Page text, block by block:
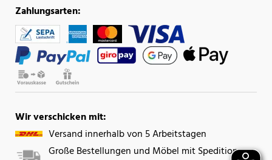
Zahlungsarten:
Wir verschicken mit:
Versand innerhalb von 5 Arbeitstagen
Große Bestellungen und Möbel mit Spedition